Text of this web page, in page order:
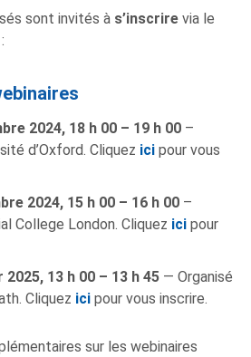
sont invités à s’inscrire via le
2024, 18 h 00 – 19 h 00 –
d’Oxford. Cliquez ici pour vous
2024, 15 h 00 – 16 h 00 –
College London. Cliquez ici pour
13 h 00 – 13 h 45 — Organisé
Cliquez ici pour vous inscrire.
sur les webinaires